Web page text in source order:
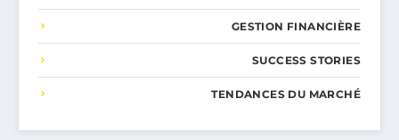
GESTION FINANCIÈRE
SUCCESS STORIES
TENDANCES DU MARCHÉ